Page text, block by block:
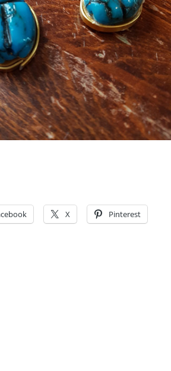
X Pinterest